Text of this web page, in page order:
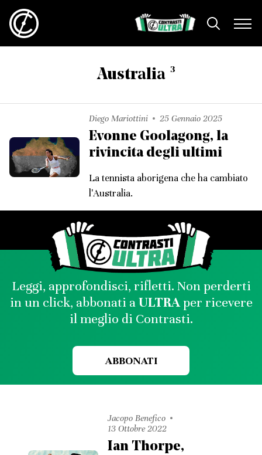
Australia 3
Diego Mariottini 25 Gennaio 2025
Evonne Goolagong, la
rivincita degli ultimi
La tennista aborigena che ha cambiato
l'Australia.
Leggi, approfondisci, rifletti. Non perderti
in un click, abbonati aULTRAper ricevere
il meglio di Contrasti.
ABBONATI
Jacopo Benefico
13 Ottobre 2022
Ian Thorpe,